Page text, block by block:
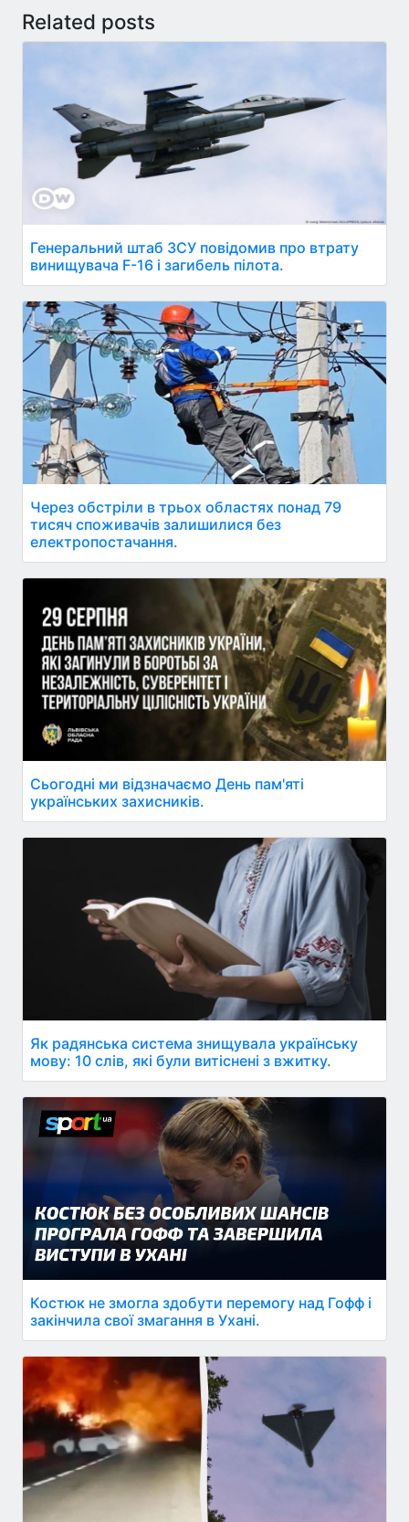
Related posts
Генеральний штаб ЗСУ повідомив про втрату
винищувача F-16 і загибель пілота.
Через обстріли в трьох областях понад 79
тисяч споживачів залишилися без
електропостачання.
Сьогодні ми відзначаємо День пам'яті
українських захисників.
Як радянська система знищувала українську
мову: 10 слів, які були витіснені з вжитку.
Костюк не змогла здобути перемогу над Гофф і
закінчила свої змагання в Ухані.